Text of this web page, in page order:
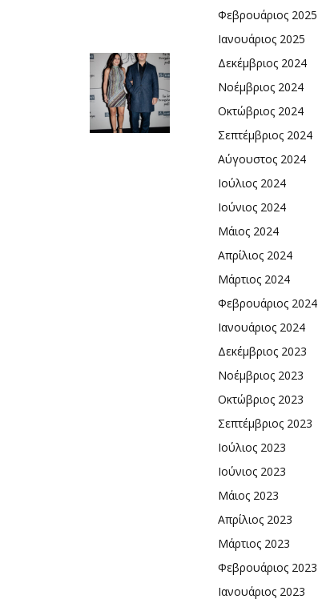
Φεβρουάριος 2025
Ιανουάριος 2025
Δεκέμβριος 2024
Νοέμβριος 2024
Οκτώβριος 2024
Σεπτέμβριος 2024
Αύγουστος 2024
Ιούλιος 2024
Ιούνιος 2024
Μάιος 2024
Απρίλιος 2024
Μάρτιος 2024
Φεβρουάριος 2024
Ιανουάριος 2024
Δεκέμβριος 2023
Νοέμβριος 2023
Οκτώβριος 2023
Σεπτέμβριος 2023
Ιούλιος 2023
Ιούνιος 2023
Μάιος 2023
Απρίλιος 2023
Μάρτιος 2023
Φεβρουάριος 2023
Ιανουάριος 2023